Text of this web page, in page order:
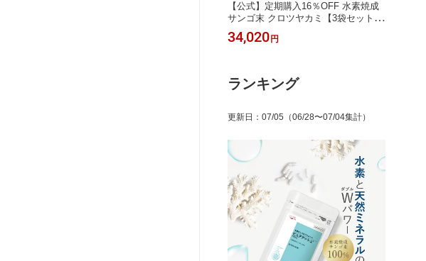
【公式】定期購入16％OFF 水素焼成
サンゴ末 クロツヤカミ【3袋セット】
デトックス 腸のお掃除 マカ 亜鉛 プ
ラセンタ バナチン 水素サプリ デトッ
母の日 サプリメント ギフト 送料無料
34,020 円
ランキング
更新日 ： 07/05 （06/28〜07/04集計）